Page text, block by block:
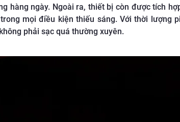
hàng ngày. Ngoài ra, thiết bị còn được tích
mọi điều kiện thiếu sáng. Với thời lượng
phải sạc quá thường xuyên.